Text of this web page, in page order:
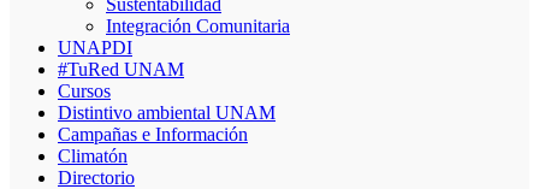
Sustentabilidad
Integración Comunitaria
UNAPDI
#TuRed UNAM
Cursos
Distintivo ambiental UNAM
Campañas e Información
Climatón
Directorio